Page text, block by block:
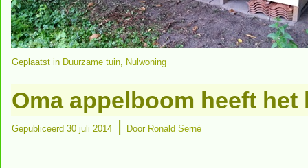
Geplaatst in Duurzame tuin, Nulwoning
Oma appelboom heeft het
Gepubliceerd 30 juli 2014 | Door Ronald Serné